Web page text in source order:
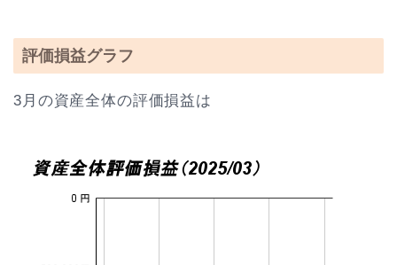
評価損益グラフ
3月の資産全体の評価損益は